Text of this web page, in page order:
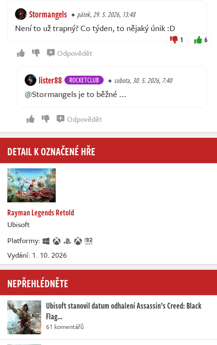
Stormangels pátek, 29. 5. 2026, 13:48
Není to už trapný? Co týden, to nějaký únik :D
1 6
Odpovědět
lister88 ROCKETCLUB sobota, 30. 5. 2026, 7:40
@Stormangels je to běžné ...
Odpovědět
DETAIL K OZNAČENÉ HŘE
Rayman Legends Retold
Ubisoft
Platformy:
Vydání: 1. 10. 2026
NEPŘEHLÉDNĚTE
Ubisoft stanovil datum odhalení Assassin’s Creed: Black
Flag…
61 komentářů